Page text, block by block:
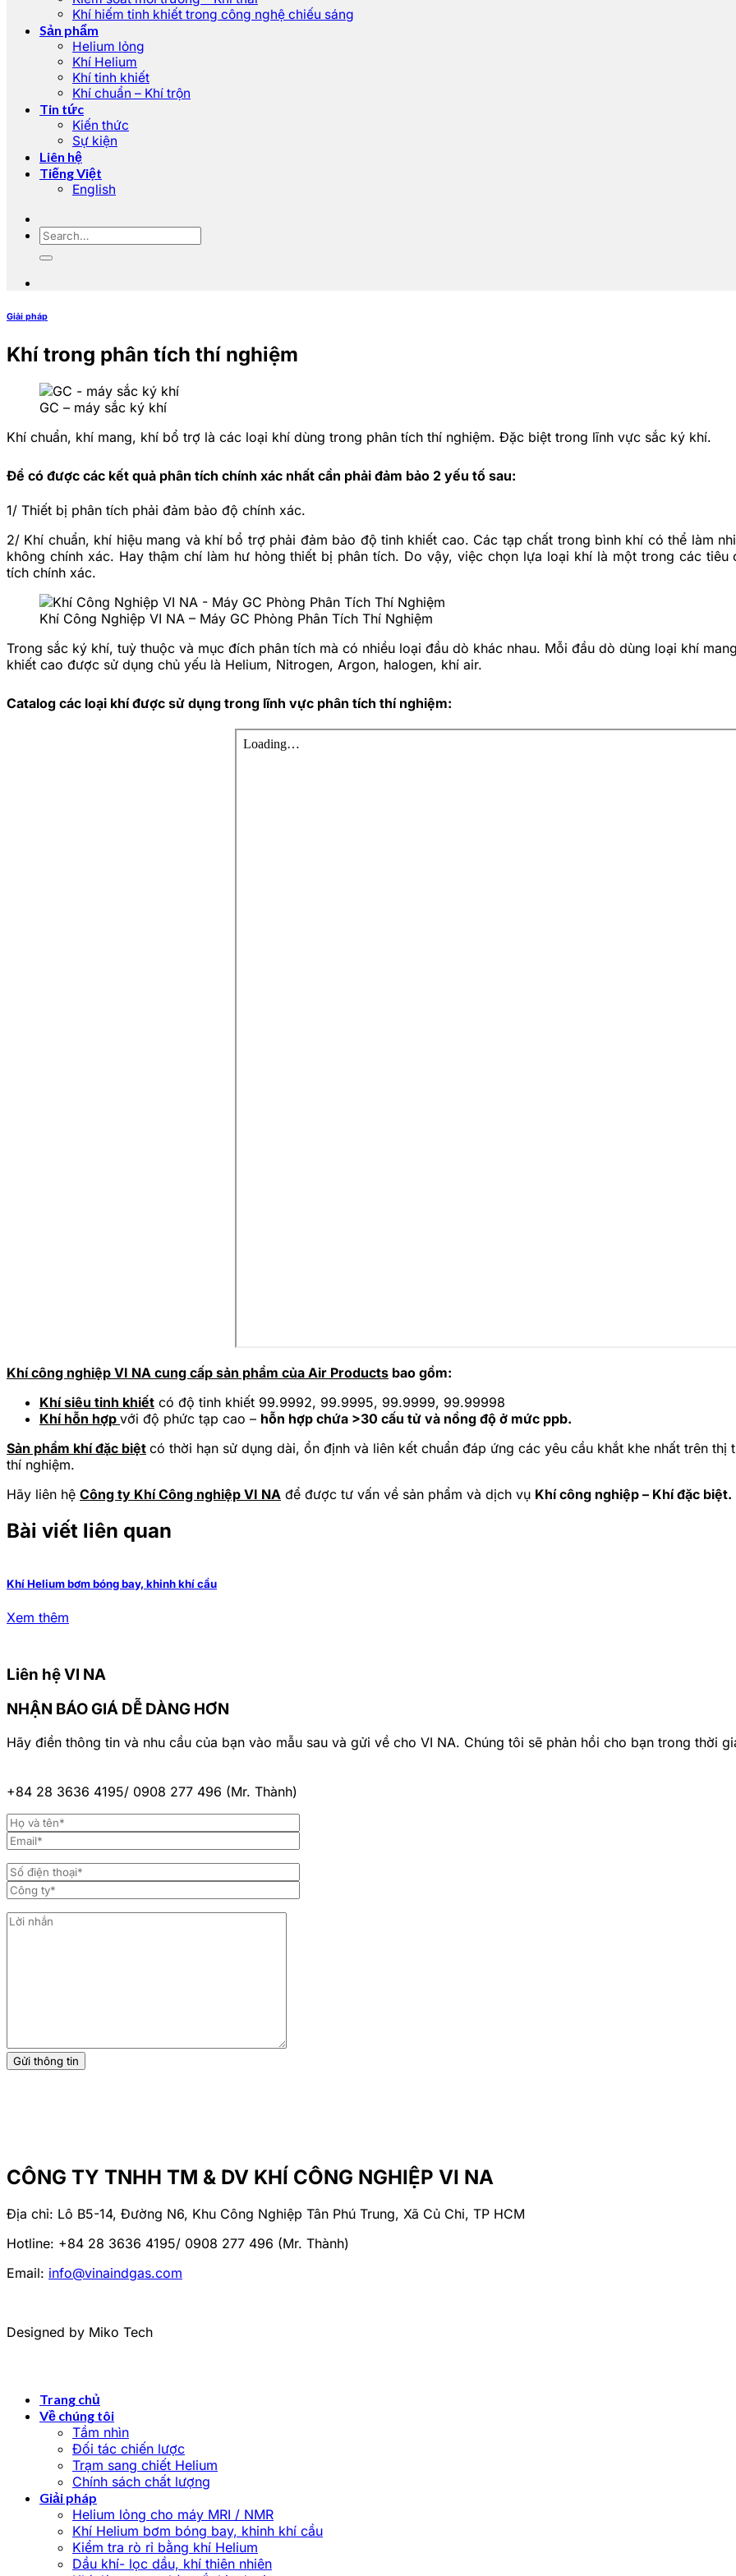
Khí hiếm tinh khiết trong công nghệ chiếu sáng
Sản phẩm
Helium lỏng
Khí Helium
Khí tinh khiết
Khí chuẩn – Khí trộn
Tin tức
Kiến thức
Sự kiện
Liên hệ
Tiếng Việt
English
Giải pháp
Khí trong phân tích thí nghiệm
GC – máy sắc ký khí
Khí chuẩn, khí mang, khí bổ trợ là các loại khí dùng trong phân tích thí nghiệm. Đặc biệt trong lĩnh vực sắc ký khí.
Để có được các kết quả phân tích chính xác nhất cần phải đảm bảo 2 yếu tố sau:
1/ Thiết bị phân tích phải đảm bảo độ chính xác.
2/ Khí chuẩn, khí hiệu mang và khí bổ trợ phải đảm bảo độ tinh khiết cao. Các tạp chất trong bình khí có thể làm
không chính xác. Hay thậm chí làm hư hỏng thiết bị phân tích. Do vậy, việc chọn lựa loại khí là một trong các
tích chính xác.
Khí Công Nghiệp VI NA – Máy GC Phòng Phân Tích Thí Nghiệm
Trong sắc ký khí, tuỳ thuộc và mục đích phân tích mà có nhiều loại đầu dò khác nhau. Mỗi đầu dò dùng loại khí
khiết cao được sử dụng chủ yếu là Helium, Nitrogen, Argon, halogen, khí air.
Catalog các loại khí được sử dụng trong lĩnh vực phân tích thí nghiệm:
Khí công nghiệp VI NA cung cấp sản phẩm của Air Products bao gồm:
Khí siêu tinh khiết có độ tinh khiết 99.9992, 99.9995, 99.9999, 99.99998
Khí hỗn hợp với độ phức tạp cao – hỗn hợp chứa >30 cấu tử và nồng độ ở mức ppb.
Sản phẩm khí đặc biệt có thời hạn sử dụng dài, ổn định và liên kết chuẩn đáp ứng các yêu cầu khắt khe nhất trên
thí nghiệm.
Hãy liên hệ Công ty Khí Công nghiệp VI NA để được tư vấn về sản phẩm và dịch vụ Khí công nghiệp – Khí đặc biệt.
Bài viết liên quan
Khí Helium bơm bóng bay, khinh khí cầu
Xem thêm
Liên hệ VI NA
NHẬN BÁO GIÁ DỄ DÀNG HƠN
Hãy điền thông tin và nhu cầu của bạn vào mẫu sau và gửi về cho VI NA. Chúng tôi sẽ phản hồi cho bạn trong thời
+84 28 3636 4195/ 0908 277 496 (Mr. Thành)
info@vinaindgas.com
CÔNG TY TNHH TM & DV KHÍ CÔNG NGHIỆP VI NA
Địa chỉ: Lô B5-14, Đường N6, Khu Công Nghiệp Tân Phú Trung, Xã Củ Chi, TP HCM
Hotline: +84 28 3636 4195/ 0908 277 496 (Mr. Thành)
Email: info@vinaindgas.com
Designed by Miko Tech
Trang chủ
Về chúng tôi
Tầm nhìn
Đối tác chiến lược
Trạm sang chiết Helium
Chính sách chất lượng
Giải pháp
Helium lỏng cho máy MRI / NMR
Khí Helium bơm bóng bay, khinh khí cầu
Kiểm tra rò rỉ bằng khí Helium
Dầu khí- lọc dầu, khí thiên nhiên